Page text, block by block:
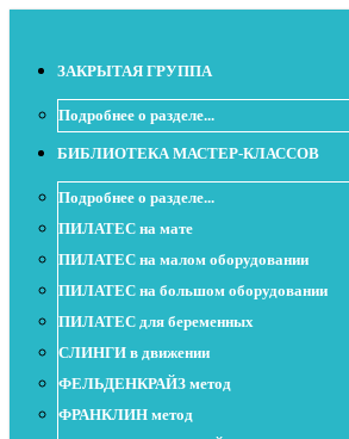
ЗАКРЫТАЯ ГРУППА
Подробнее о разделе...
БИБЛИОТЕКА МАСТЕР-КЛАССОВ
Подробнее о разделе...
ПИЛАТЕС на мате
ПИЛАТЕС на малом оборудовании
ПИЛАТЕС на большом оборудовании
ПИЛАТЕС для беременных
СЛИНГИ в движении
ФЕЛЬДЕНКРАЙЗ метод
ФРАНКЛИН метод